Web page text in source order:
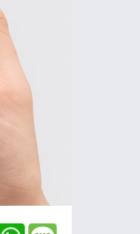
WhatsApp